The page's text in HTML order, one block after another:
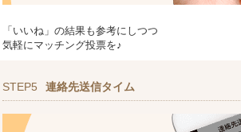
「いいね」の結果も参考にしつつ
気軽にマッチング投票を♪
STEP5 連絡先送信タイム